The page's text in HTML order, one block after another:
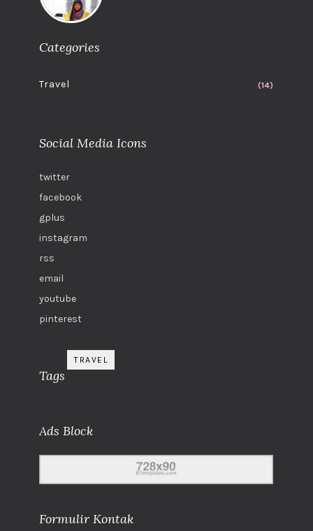
Categories
Travel (14)
Social Media Icons
twitter
facebook
gplus
instagram
rss
email
youtube
pinterest
Tags
TRAVEL
Ads Block
Formulir Kontak